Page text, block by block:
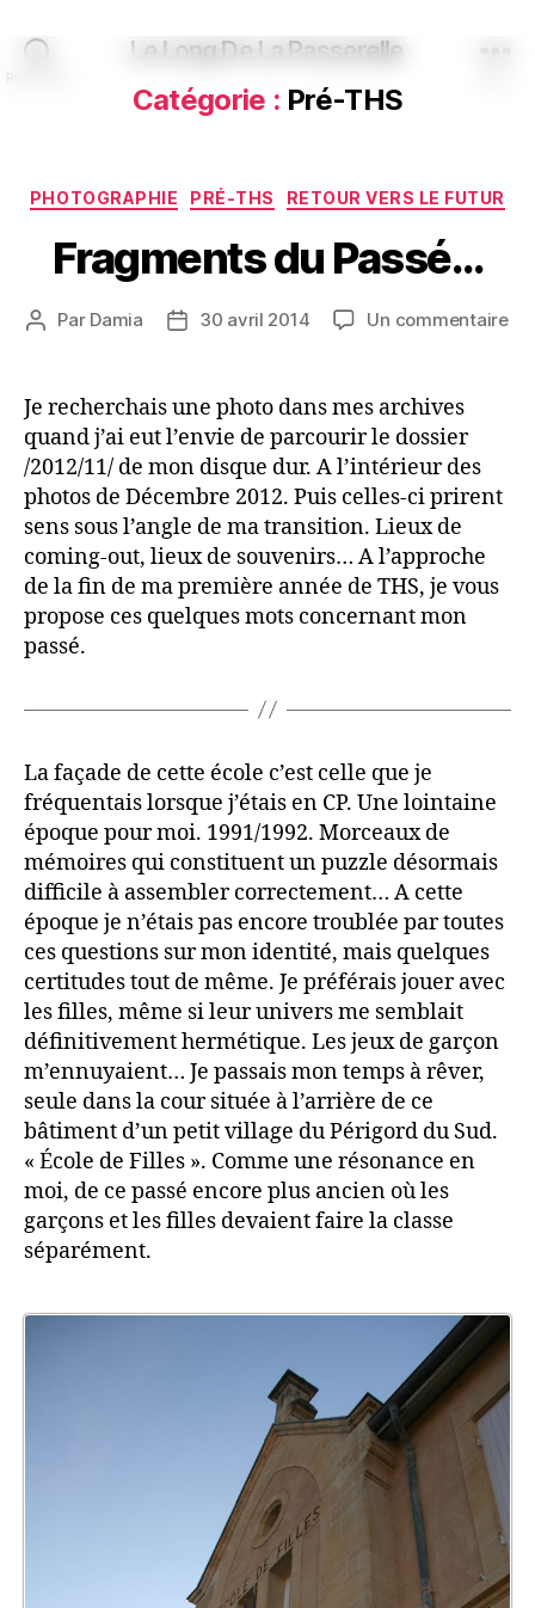
Le Long De La Passerelle
Catégorie : Pré-THS
Catégories
PHOTOGRAPHIE PRÉ-THS RETOUR VERS LE FUTUR
Fragments du Passé…
Auteur
Par Damia
Date30 avril 2014 Un commentairesur
Je recherchais une photo dans mes archives
quand j’ai eut l’envie de parcourir le dossier
/2012/11/ de mon disque dur. A l’intérieur des
photos de Décembre 2012. Puis celles-ci prirent
sens sous l’angle de ma transition. Lieux de
coming-out, lieux de souvenirs… A l’approche
de la fin de ma première année de THS, je vous
propose ces quelques mots concernant mon
passé.
La façade de cette école c’est celle que je
fréquentais lorsque j’étais en CP. Une lointaine
époque pour moi. 1991/1992. Morceaux de
mémoires qui constituent un puzzle désormais
difficile à assembler correctement… A cette
époque je n’étais pas encore troublée par toutes
ces questions sur mon identité, mais quelques
certitudes tout de même. Je préférais jouer avec
les filles, même si leur univers me semblait
définitivement hermétique. Les jeux de garçon
m’ennuyaient… Je passais mon temps à rêver,
seule dans la cour située à l’arrière de ce
bâtiment d’un petit village du Périgord du Sud.
« École de Filles ». Comme une résonance en
moi, de ce passé encore plus ancien où les
garçons et les filles devaient faire la classe
séparément.